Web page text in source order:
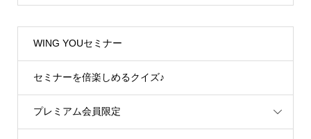
WING YOUセミナー
セミナーを倍楽しめるクイズ♪
プレミアム会員限定